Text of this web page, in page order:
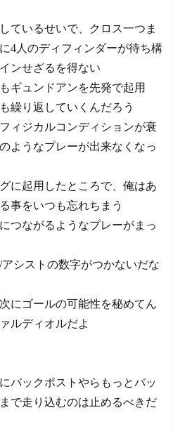
ているせいで、クロス一つま
4人のディフィンダーが待ち構
ンせざるを得ない
ギュンドアンを先発で起用
繰り返していくんだろう
ィジカルコンディションが衰
ようなプレーが出来なくなっ
に起用したところで、俺はあ
事をいつも忘れちまう
つながるようなプレーがまっ
シストの数字がつかないだな
にゴールの可能性を秘めてん
ルディオルだよ
バックポストやらもっとバッ
で走り込むのは止めるべきだ